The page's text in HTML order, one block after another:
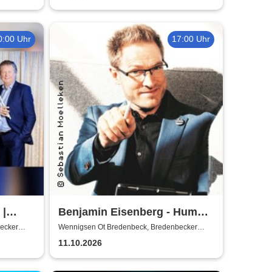
Uhr
|
17:00 Uhr
Benjamin Eisenberg - Humor-
Offensive
Wennigsen Ot Bredenbeck, Bredenbecker
Scheune
11.10.2026